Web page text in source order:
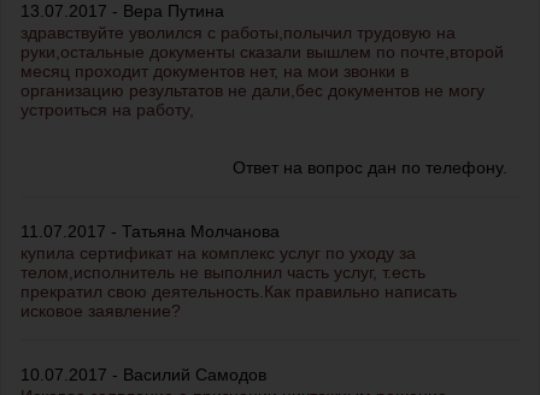
13.07.2017 - Вера Путина
здравствуйте уволился с работы,полычил трудовую на
руки,остальные документы сказали вышлем по почте,второй
месяц проходит документов нет, на мои звонки в
организацию результатов не дали,бес документов не могу
устроиться на работу,
Ответ на вопрос дан по телефону.
11.07.2017 - Татьяна Молчанова
купила сертификат на комплекс услуг по уходу за
телом,исполнитель не выполнил часть услуг, т.есть
прекратил свою деятельность.Как правильно написать
исковое заявление?
10.07.2017 - Василий Самодов